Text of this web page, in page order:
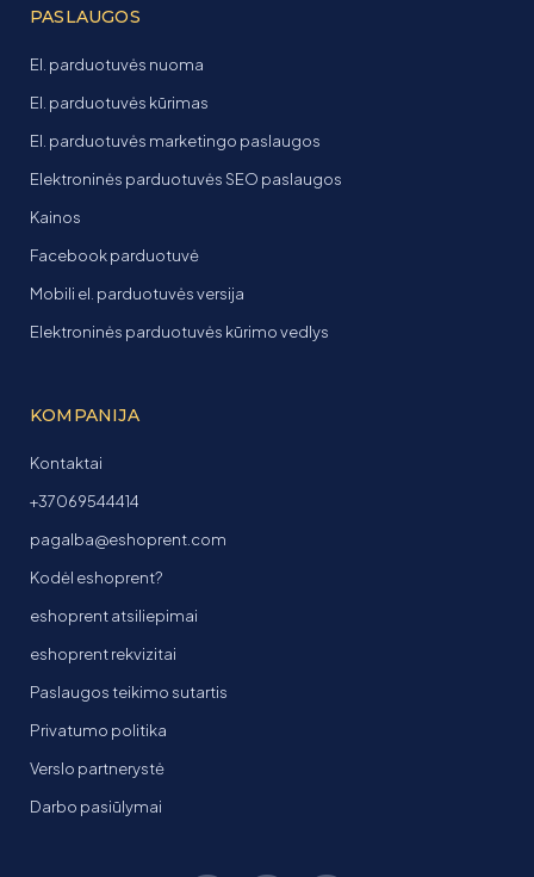
PASLAUGOS
El. parduotuvės nuoma
El. parduotuvės kūrimas
El. parduotuvės marketingo paslaugos
Elektroninės parduotuvės SEO paslaugos
Kainos
Facebook parduotuvė
Mobili el. parduotuvės versija
Elektroninės parduotuvės kūrimo vedlys
KOMPANIJA
Kontaktai
+37069544414
pagalba@eshoprent.com
Kodėl eshoprent?
eshoprent atsiliepimai
eshoprent rekvizitai
Paslaugos teikimo sutartis
Privatumo politika
Verslo partnerystė
Darbo pasiūlymai